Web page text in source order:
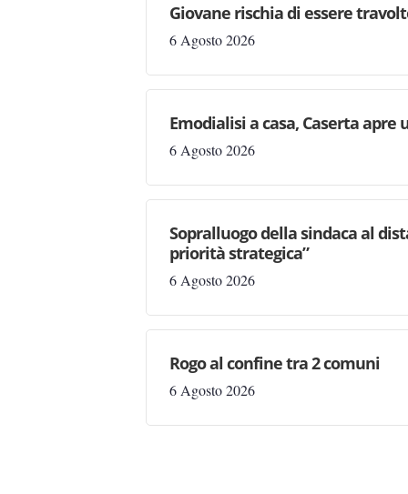
Giovane rischia di essere
6 Agosto 2026
Emodialisi a casa, Caserta apre
6 Agosto 2026
Sopralluogo della sindaca al
priorità strategica”
6 Agosto 2026
Rogo al confine tra 2 comuni
6 Agosto 2026